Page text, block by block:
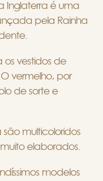
Inglaterra é uma
pela Rainha
os vestidos de
vermelho, por
de sorte e
são multicoloridos
elaborados.
modelos